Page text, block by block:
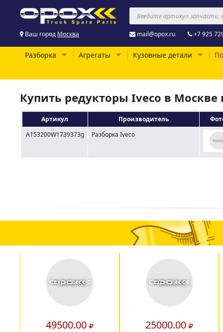
Ваш город Москва mail@opox.ru +7 925
Разборка Агрегаты Кузовные детали
Купить редукторы Iveco в Москве
Артикул Производитель
A153200W1739373g
Разборка Iveco
49500.00 25000.00